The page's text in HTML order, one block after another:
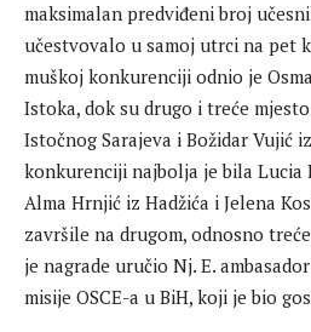
maksimalan predviđeni broj
učestvovalo u samoj utrci na pet
muškoj konkurenciji odnio je
Istoka, dok su drugo i treće
Istočnog Sarajeva i Božidar Vujić
konkurenciji najbolja je bila Lucia
Alma Hrnjić iz Hadžića i Jelena
završile na drugom, odnosno
je nagrade uručio Nj. E.
misije OSCE-a u BiH, koji je bio